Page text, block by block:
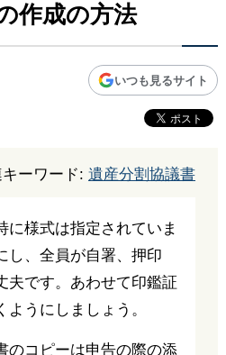
作成の方法
いつも見るサイト
キーワード:遺産分割協議書
に様式は指定されていま
し、全員が自署、押印
夫です。あわせて印鑑証
うにしましょう。
のコピーは申告の際の添